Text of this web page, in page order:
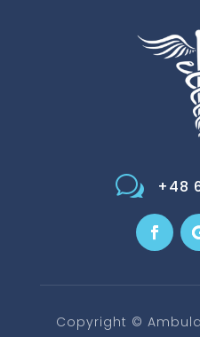
w +48
Copyright ©